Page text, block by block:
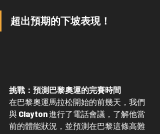
超出預期的下坡表現！
挑戰：預測巴黎奧運的完賽時間
在巴黎奧運馬拉松開始的前幾天，我們
與 Clayton 進行了電話會議，了解他當
前的體能狀況，並預測在巴黎這條高難